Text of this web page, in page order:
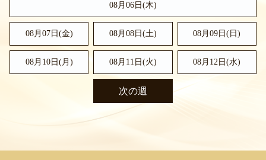
08月06日(木)
08月07日(金) 08月08日(土) 08月09日( 日)
08月10日(月) 08月11日(火) 08月12日(水)
次の週